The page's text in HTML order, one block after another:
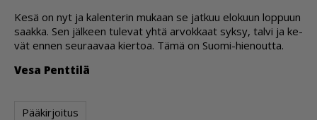
Kesä on nyt ja ka­len­te­rin mu­kaan se jat­kuu elo­kuun lop­puun
saak­ka. Sen jäl­keen tu­le­vat yh­tä ar­vok­kaat syk­sy, tal­vi ja ke­
vät en­nen seu­raa­vaa kier­toa. Tämä on Suo­mi-hie­nout­ta.
Vesa Pent­ti­lä
Pääkirjoitus